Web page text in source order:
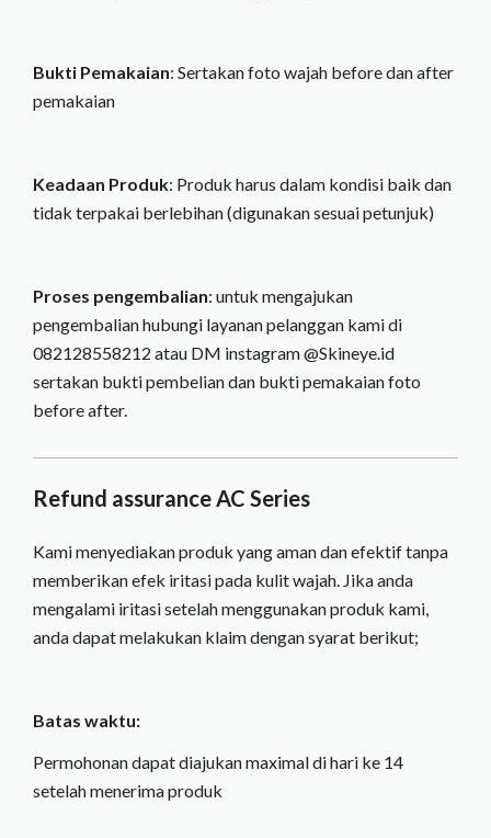
Bukti Pemakaian: Sertakan foto wajah before dan after
pemakaian
Keadaan Produk: Produk harus dalam kondisi baik dan
tidak terpakai berlebihan (digunakan sesuai petunjuk)
Proses pengembalian: untuk mengajukan
pengembalian hubungi layanan pelanggan kami di
082128558212 atau DM instagram @‌Skineye.id
sertakan bukti pembelian dan bukti pemakaian foto
before after.
Refund assurance AC Series
Kami menyediakan produk yang aman dan efektif tanpa
memberikan efek iritasi pada kulit wajah. Jika anda
mengalami iritasi setelah menggunakan produk kami,
anda dapat melakukan klaim dengan syarat berikut;
Batas waktu:
Permohonan dapat diajukan maximal di hari ke 14
setelah menerima produk